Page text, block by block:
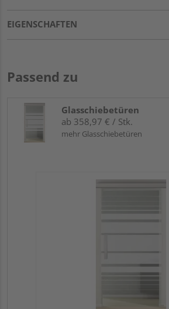
EIGENSCHAFTEN
Passend zu
Glasschiebetüren
ab 358,97 € / Stk.
mehr Glasschiebetüren